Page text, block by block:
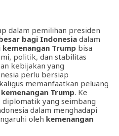
dalam pemilihan presiden
bagi Indonesia dalam
Trump bisa
politik, dan stabilitas
kebijakan yang
perlu bersiap
memanfaatkan peluang
Trump. Ke
diplomatik yang seimbang
dalam menghadapi
oleh kemenangan